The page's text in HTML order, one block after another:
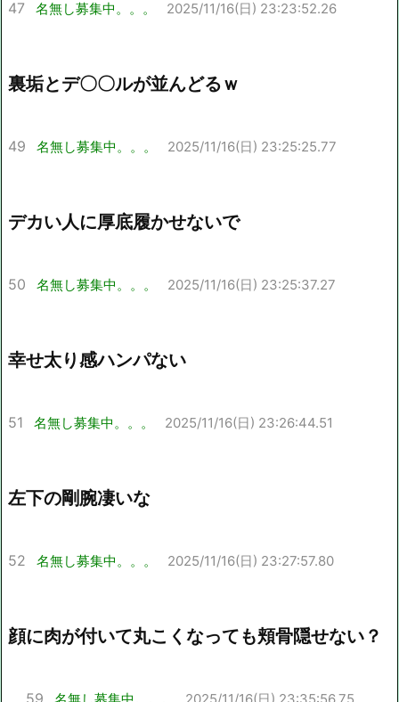
47 名無し募集中。。。 2025/11/16(日) 23:23:52.26
裏垢とデ〇〇ルが並んどるｗ
49 名無し募集中。。。 2025/11/16(日) 23:25:25.77
デカい人に厚底履かせないで
50 名無し募集中。。。 2025/11/16(日) 23:25:37.27
幸せ太り感ハンパない
51 名無し募集中。。。 2025/11/16(日) 23:26:44.51
左下の剛腕凄いな
52 名無し募集中。。。 2025/11/16(日) 23:27:57.80
顔に肉が付いて丸こくなっても頬骨隠せない？